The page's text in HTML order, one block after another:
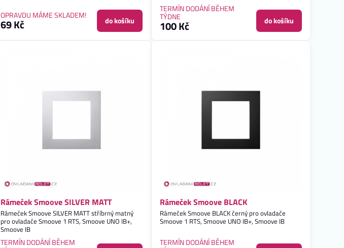
OPRAVDU MÁME SKLADEM!
69 Kč do košíku
TERMÍN DODÁNÍ BĚHEM
TÝDNE
100 Kč do košíku
Rámeček Smoove SILVER MATT
Rámeček Smoove SILVER MATT stříbrný matný
pro ovladače Smoove 1 RTS, Smoove UNO IB+,
Smoove IB
TERMÍN DODÁNÍ BĚHEM
Rámeček Smoove BLACK
Rámeček Smoove BLACK černý pro ovladače
Smoove 1 RTS, Smoove UNO IB+, Smoove IB
TERMÍN DODÁNÍ BĚHEM